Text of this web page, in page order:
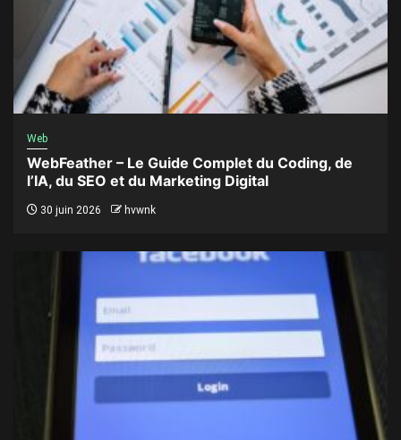
Web
WebFeather – Le Guide Complet du Coding, de
l’IA, du SEO et du Marketing Digital
30 juin 2026 hvwnk